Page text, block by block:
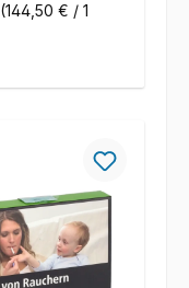
(144,50 € / 1